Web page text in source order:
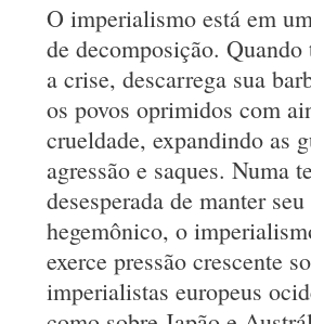
O imperialismo está em
de decomposição. Quando
a crise, descarrega sua
os povos oprimidos com
crueldade, expandindo as
agressão e saques. Numa
desesperada de manter
hegemônico, o
exerce pressão crescente
imperialistas europeus